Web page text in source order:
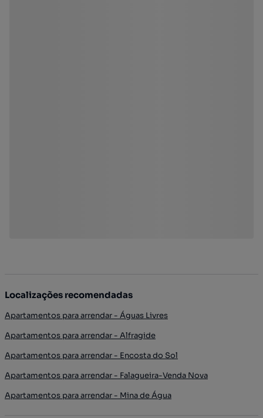
Localizações recomendadas
Apartamentos para arrendar - Águas Livres
Apartamentos para arrendar - Alfragide
Apartamentos para arrendar - Encosta do Sol
Apartamentos para arrendar - Falagueira-Venda Nova
Apartamentos para arrendar - Mina de Água